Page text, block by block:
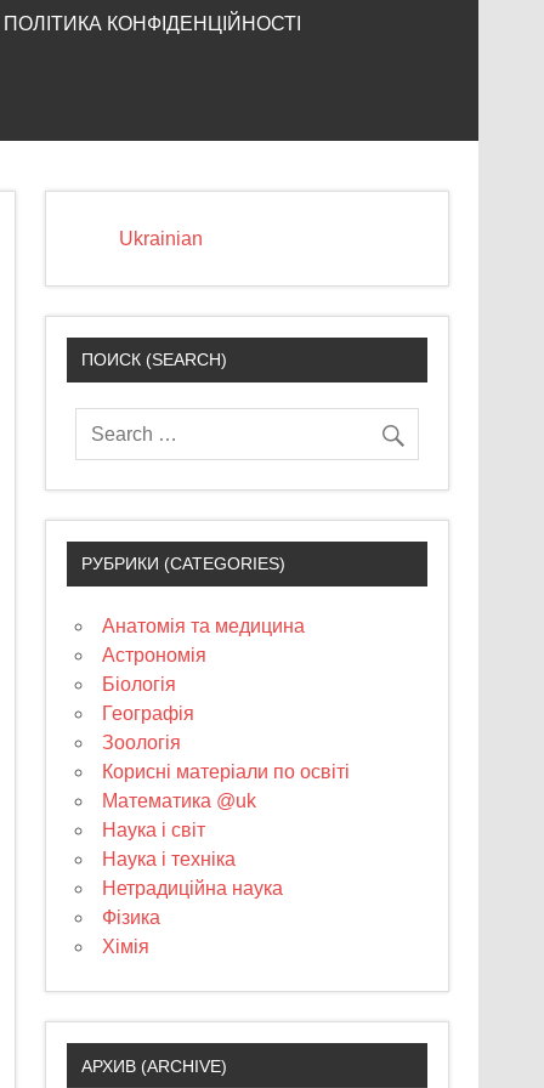
ПОЛІТИКА КОНФІДЕНЦІЙНОСТІ
Ukrainian
ПОИСК (SEARCH)
РУБРИКИ (CATEGORIES)
Анатомія та медицина
Астрономія
Біологія
Географія
Зоологія
Корисні матеріали по освіті
Математика @uk
Наука і світ
Наука і техніка
Нетрадиційна наука
Фізика
Хімія
АРХИВ (ARCHIVE)